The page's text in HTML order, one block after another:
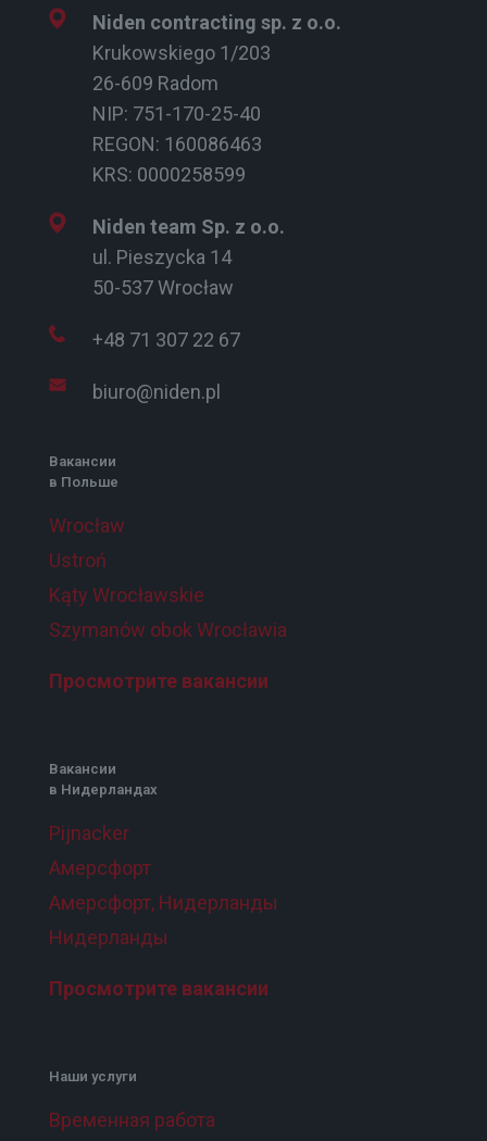
Niden contracting sp. z o.o.
Krukowskiego 1/203
26-609 Radom
NIP: 751-170-25-40
REGON: 160086463
KRS: 0000258599
Niden team Sp. z o.o.
ul. Pieszycka 14
50-537 Wrocław
+48 71 307 22 67
biuro@niden.pl
Вакансии
в Польше
Wrocław
Ustroń
Kąty Wrocławskie
Szymanów obok Wrocławia
Просмотрите вакансии
Вакансии
в Нидерландах
Pijnacker
Амерсфорт
Амерсфорт, Нидерланды
Нидерланды
Просмотрите вакансии
Наши услуги
Временная работа